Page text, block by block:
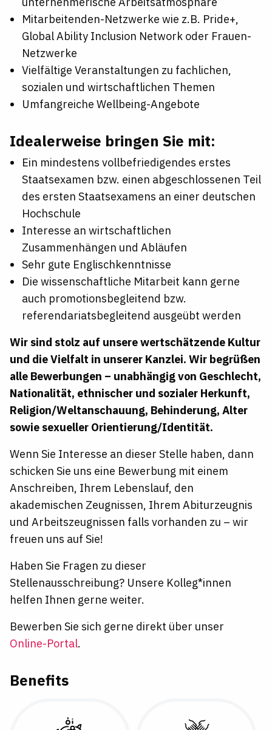
Mitarbeitenden-Netzwerke wie z.B. Pride+,
Global Ability Inclusion Network oder Frauen-
Netzwerke
Vielfältige Veranstaltungen zu fachlichen,
sozialen und wirtschaftlichen Themen
Umfangreiche Wellbeing-Angebote
Idealerweise bringen Sie mit:
Ein mindestens vollbefriedigendes erstes
Staatsexamen bzw. einen abgeschlossenen Teil
des ersten Staatsexamens an einer deutschen
Hochschule
Interesse an wirtschaftlichen
Zusammenhängen und Abläufen
Sehr gute Englischkenntnisse
Die wissenschaftliche Mitarbeit kann gerne
auch promotionsbegleitend bzw.
referendariatsbegleitend ausgeübt werden
Wir sind stolz auf unsere wertschätzende Kultur
und die Vielfalt in unserer Kanzlei. Wir begrüßen
alle Bewerbungen – unabhängigvon Geschlecht,
Nationalität, ethnischer und sozialer Herkunft,
Religion/Weltanschauung, Behinderung, Alter
sowie sexueller Orientierung/Identität.
Wenn Sie Interesse an dieser Stelle haben, dann
schicken Sie uns eine Bewerbung mit einem
Anschreiben, Ihrem Lebenslauf, den
akademischen Zeugnissen, Ihrem Abiturzeugnis
und Arbeitszeugnissen falls vorhanden zu – wir
freuen uns auf Sie!
Haben Sie Fragen zu dieser
Stellenausschreibung? Unsere Kolleg*innen
helfen Ihnen gerne weiter.
Bewerben Sie sich gerne direkt über unser
Online-Portal.
Benefits